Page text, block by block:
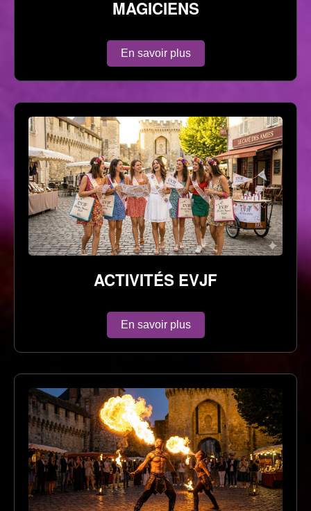
MAGICIENS
En savoir plus
ACTIVITÉS EVJF
En savoir plus